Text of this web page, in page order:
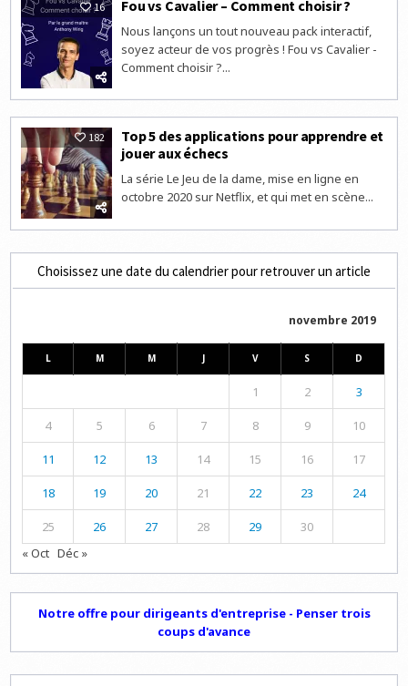
16 Fou vs Cavalier – Comment choisir ?
Nous lançons un tout nouveau pack interactif,
soyez acteur de vos progrès ! Fou vs Cavalier -
Comment choisir ?...
182
Top 5 des applications pour apprendre et
jouer aux échecs
La série Le Jeu de la dame, mise en ligne en
octobre 2020 sur Netflix, et qui met en scène...
Choisissez une date du calendrier pour retrouver un article
novembre 2019
L M M J V S D
1 2 3
4 5 6 7 8 9 10
11 12 13 14 15 16 17
18 19 20 21 22 23 24
25 26 27 28 29
30
« Oct Déc »
Notre offre pour dirigeants d'entreprise - Penser trois
coups d'avance